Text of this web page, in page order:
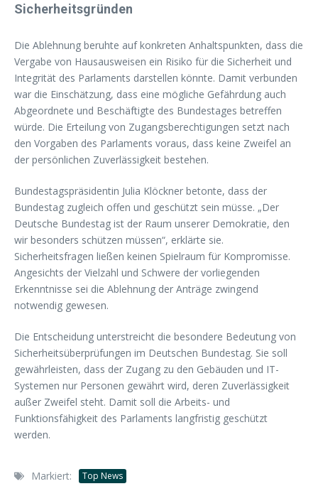
Sicherheitsgründen
Die Ablehnung beruhte auf konkreten Anhaltspunkten, dass die
Vergabe von Hausausweisen ein Risiko für die Sicherheit und
Integrität des Parlaments darstellen könnte. Damit verbunden
war die Einschätzung, dass eine mögliche Gefährdung auch
Abgeordnete und Beschäftigte des Bundestages betreffen
würde. Die Erteilung von Zugangsberechtigungen setzt nach
den Vorgaben des Parlaments voraus, dass keine Zweifel an
der persönlichen Zuverlässigkeit bestehen.
Bundestagspräsidentin Julia Klöckner betonte, dass der
Bundestag zugleich offen und geschützt sein müsse. „Der
Deutsche Bundestag ist der Raum unserer Demokratie, den
wir besonders schützen müssen“, erklärte sie.
Sicherheitsfragen ließen keinen Spielraum für Kompromisse.
Angesichts der Vielzahl und Schwere der vorliegenden
Erkenntnisse sei die Ablehnung der Anträge zwingend
notwendig gewesen.
Die Entscheidung unterstreicht die besondere Bedeutung von
Sicherheitsüberprüfungen im Deutschen Bundestag. Sie soll
gewährleisten, dass der Zugang zu den Gebäuden und IT-
Systemen nur Personen gewährt wird, deren Zuverlässigkeit
außer Zweifel steht. Damit soll die Arbeits- und
Funktionsfähigkeit des Parlaments langfristig geschützt
werden.
Markiert: Top News